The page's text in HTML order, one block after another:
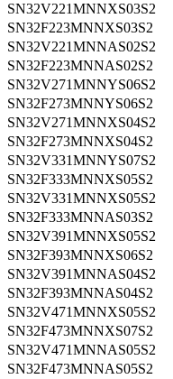
SN32V221MNNXS03S2
SN32F223MNNXS03S2
SN32V221MNNAS02S2
SN32F223MNNAS02S2
SN32V271MNNYS06S2
SN32F273MNNYS06S2
SN32V271MNNXS04S2
SN32F273MNNXS04S2
SN32V331MNNYS07S2
SN32F333MNNXS05S2
SN32V331MNNXS05S2
SN32F333MNNAS03S2
SN32V391MNNXS05S2
SN32F393MNNXS06S2
SN32V391MNNAS04S2
SN32F393MNNAS04S2
SN32V471MNNXS05S2
SN32F473MNNXS07S2
SN32V471MNNAS05S2
SN32F473MNNAS05S2